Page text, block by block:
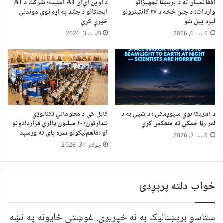
افغانستان ته د برېښنا تجهیزاتو
واردات؛ د چین څخه د ۲۷ کانټینرونو
لېږد پیل شو
اگست 6, 2026
د اوپن اې‌آی AI امنیت؛ شرکت د AI
ایجنټانو د چلند په اړه نوې موندنې
خپرې کړې
اگست 3, 2026
د امریکا نوي سپوږمکۍ؛ د شپې به د
لمر رڼا ځمکې ته منعکس کړي
اگست 2, 2026
کابل کې د معلوماتي ټکنالوژي
نندارتون؛ ۱۰ میلیون ډالري قراردادونو
او تفاهم‌لیکونو سره پای ته ورسېد
جولای 31, 2026
ځواب دلته پرېږدئ
ستاسو برېښناليک به نه خپريږي. غوښتى ځایونه په نښه